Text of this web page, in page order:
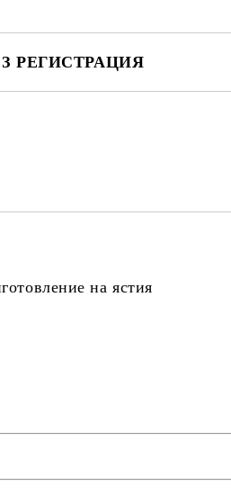
РЕГИСТРАЦИЯ
на ястия